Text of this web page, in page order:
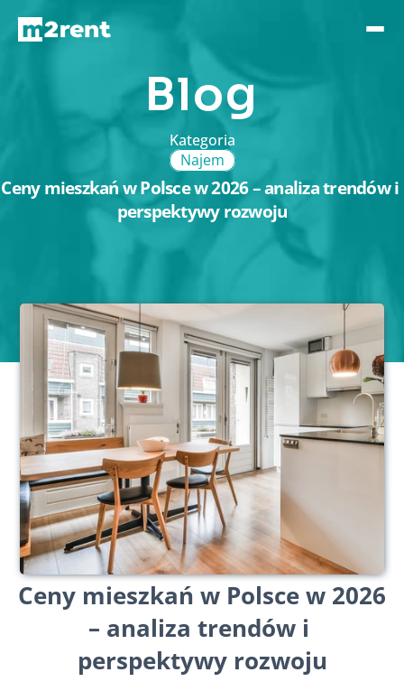
Blog
Kategoria
Najem
Ceny mieszkań w Polsce w 2026 – analiza trendów i
perspektywy rozwoju
Ceny mieszkań w Polsce w 2026
– analiza trendów i
perspektywy rozwoju